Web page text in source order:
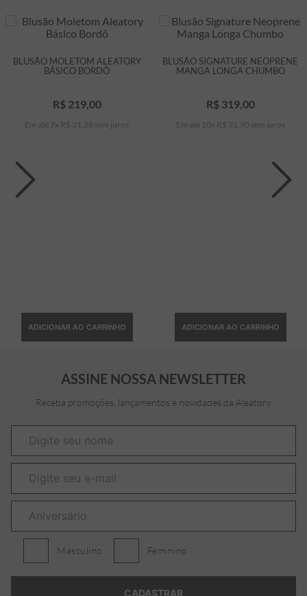
BLUSÃO MOLETOM ALEATORY
BÁSICO BORDÔ
R$ 219,00
Em até 7 x R$ 31 28 sem juros
ADICIONAR AO CARRINHO
BLUSÃO SIGNATURE NEOPRENE
MANGA LONGA CHUMBO
R$ 319,00
Em até 10 x R$ 31 90 sem juros
ADICIONAR AO CARRINHO
ASSINE NOSSA NEWSLETTER
Receba promoções, lançamentos e novidades da Aleatory
Masculino Feminino